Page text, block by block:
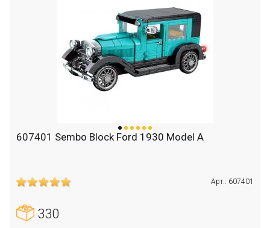
607401 Sembo Block Ford 1930 Model A
Арт.: 607401
330